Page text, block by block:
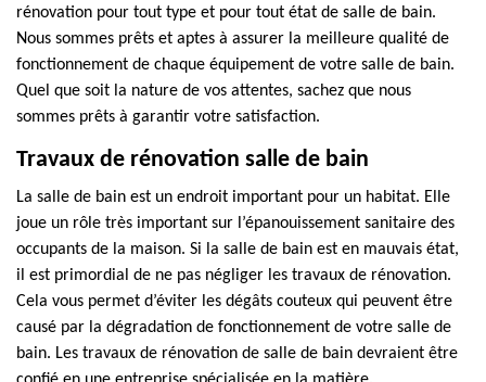
rénovation pour tout type et pour tout état de salle de bain.
Nous sommes prêts et aptes à assurer la meilleure qualité de
fonctionnement de chaque équipement de votre salle de bain.
Quel que soit la nature de vos attentes, sachez que nous
sommes prêts à garantir votre satisfaction.
Travaux de rénovation salle de bain
La salle de bain est un endroit important pour un habitat. Elle
joue un rôle très important sur l’épanouissement sanitaire des
occupants de la maison. Si la salle de bain est en mauvais état,
il est primordial de ne pas négliger les travaux de rénovation.
Cela vous permet d’éviter les dégâts couteux qui peuvent être
causé par la dégradation de fonctionnement de votre salle de
bain. Les travaux de rénovation de salle de bain devraient être